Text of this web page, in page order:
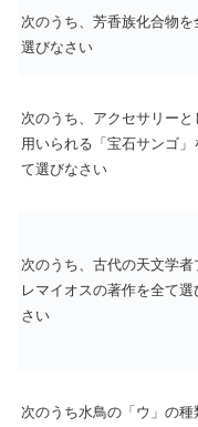
次のうち、芳香族化合物を
選びなさい
次のうち、アクセサリーと
用いられる「宝石サンゴ」
て選びなさい
次のうち、古代の天文学者
レマイオスの著作を全て選
さい
次のうち水鳥の「ウ」の種